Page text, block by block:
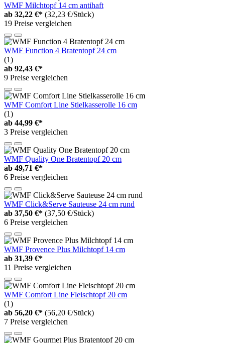
WMF Milchtopf 14 cm antihaft
ab 32,22 €* (32,23 €/Stück)
19 Preise vergleichen
WMF Function 4 Bratentopf 24 cm
(1)
ab 92,43 €*
9 Preise vergleichen
WMF Comfort Line Stielkasserolle 16 cm
(1)
ab 44,99 €*
3 Preise vergleichen
WMF Quality One Bratentopf 20 cm
ab 49,71 €*
6 Preise vergleichen
WMF Click&Serve Sauteuse 24 cm rund
ab 37,50 €* (37,50 €/Stück)
6 Preise vergleichen
WMF Provence Plus Milchtopf 14 cm
ab 31,39 €*
11 Preise vergleichen
WMF Comfort Line Fleischtopf 20 cm
(1)
ab 56,20 €* (56,20 €/Stück)
7 Preise vergleichen